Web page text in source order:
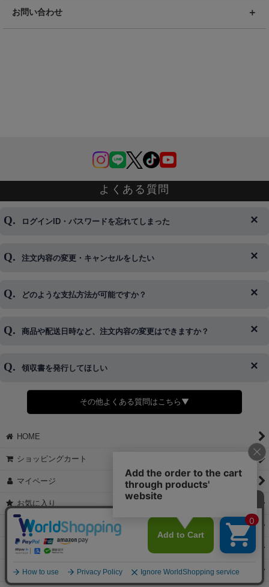
お問い合わせ
よくある質問
ログインID・パスワードを忘れてしまった
◆下記ページより、ログインIDの変更が可能です。
注文内容の変更・キャンセルをしたい
◆即日発送を行なっている関係上、午後以降のご連絡やキャンセル
※発送後、発送準備が完了しお手続きが間に合わない場合は変更、
どのような支払方法が可能ですか？
◆代金引換・クレジットカード・携帯キャリア決済・おねだり決
＞詳細は画像をタップ＜
商品や配送日時など、注文内容の変更はできますか？
◆商品発送前の変更は承っております。
さい。
領収書を発行してほしい
◆領収書はご希望頂いた場合のみ発行しております。
【これからご注文する場合】
STEP2「お届け先・お支払い」ページにて備考欄に下記の記載をお
願いします。
②宛名（空欄は上様は不可）
③但し書き（空欄やお品代は不可）
【すでにご注文が完了している場合】
①お電話・メール・LINEにて領収書希望の連絡をお願い致します
②後日、郵送にて領収書を送らせて頂きます。
①マイページから購入履歴→購入内容→領収書発行を選択。
その他よくある質問はこちら▼
HOME
ショッピングカート
マイページ
お気に入り
特定商取引法表示
ご利用案内
お問い合せ